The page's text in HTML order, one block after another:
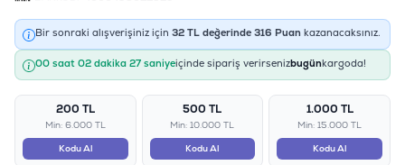
Bir sonraki alışverişiniz için 32 TL değerinde 316 Puan kazanacaksınız.
00 saat 02 dakika 27 saniyeiçinde sipariş verirsenizbugünkargoda!
200 TL
Min: 6.000 TL
Kodu Al
500 TL
Min: 10.000 TL
Kodu Al
1.000 TL
Min: 15.000 TL
Kodu Al